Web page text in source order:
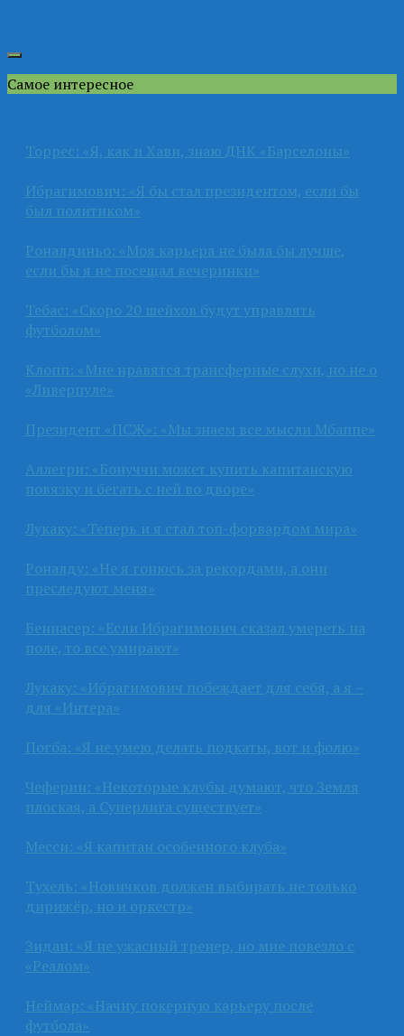
Самое интересное
Торрес: «Я, как и Хави, знаю ДНК «Барселоны»
Ибрагимович: «Я бы стал президентом, если бы
был политиком»
Роналдиньо: «Моя карьера не была бы лучше,
если бы я не посещал вечеринки»
Тебас: «Скоро 20 шейхов будут управлять
футболом»
Клопп: «Мне нравятся трансферные слухи, но не о
«Ливерпуле»
Президент «ПСЖ»: «Мы знаем все мысли Мбаппе»
Аллегри: «Бонуччи может купить капитанскую
повязку и бегать с ней во дворе»
Лукаку: «Теперь и я стал топ-форвардом мира»
Роналду: «Не я гонюсь за рекордами, а они
преследуют меня»
Беннасер: «Если Ибрагимович сказал умереть на
поле, то все умирают»
Лукаку: «Ибрагимович побеждает для себя, а я –
для «Интера»
Погба: «Я не умею делать подкаты, вот и фолю»
Чеферин: «Некоторые клубы думают, что Земля
плоская, а Суперлига существует»
Месси: «Я капитан особенного клуба»
Тухель: «Новичков должен выбирать не только
дирижёр, но и оркестр»
Зидан: «Я не ужасный тренер, но мне повезло с
«Реалом»
Неймар: «Начну покерную карьеру после
футбола»